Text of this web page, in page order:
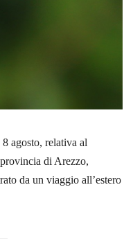
agosto, relativa al
di Arezzo,
da un viaggio all’estero